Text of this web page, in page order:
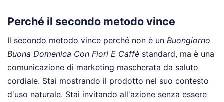
Perché il secondo metodo vince
Il secondo metodo vince perché non è un Buongiorno
Buona Domenica Con Fiori E Caffè standard, ma è una
comunicazione di marketing mascherata da saluto
cordiale. Stai mostrando il prodotto nel suo contesto
d'uso naturale. Stai invitando all'azione senza essere